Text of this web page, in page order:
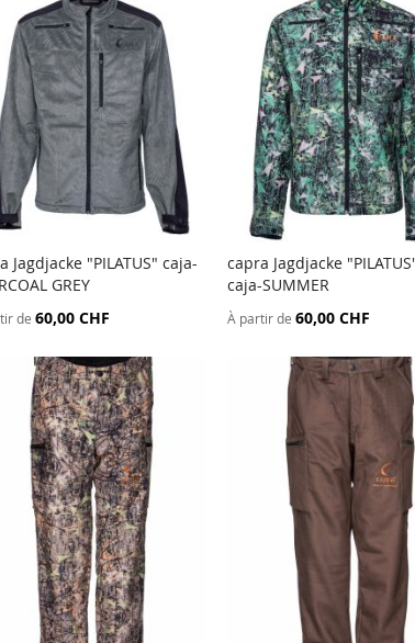
au panier
AJOUTER
COMPARATEUR
Jagdjacke "PILATUS" caja-
GREY
de 60,00 CHF
Ajouter au panier
capra Jagdjacke
caja-SUMMER
À partir de 60,00 CHF